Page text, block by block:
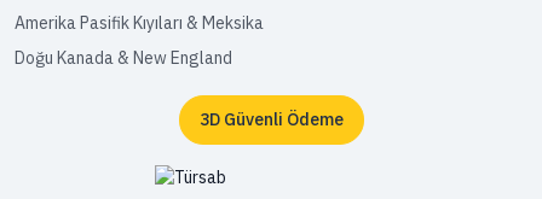
Amerika Pasifik Kıyıları & Meksika
Doğu Kanada & New England
3D Güvenli Ödeme